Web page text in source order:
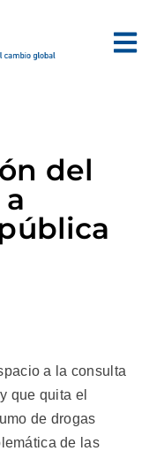
del
a la consulta
que quita el
de drogas
de las